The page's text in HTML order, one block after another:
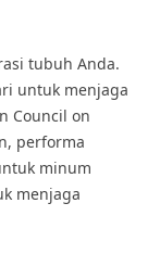
tubuh Anda.
untuk menjaga
Council on
performa
minum
menjaga